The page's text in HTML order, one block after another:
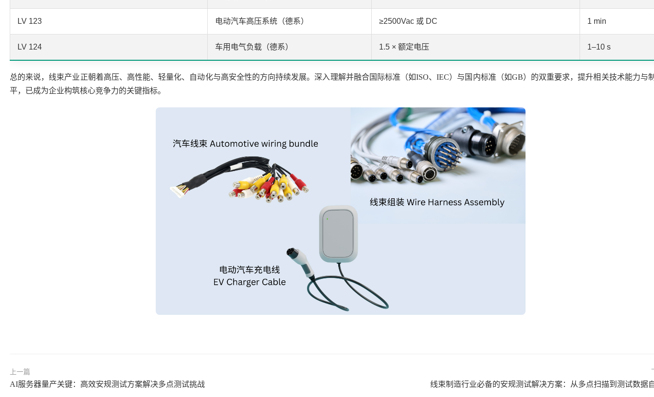
LV 123 电动汽车高压系统（德系） ≥2500Vac 或 DC 1 min
LV 124 车用电气负载（德系） 1.5 × 额定电压 1–10 s
总的来说，线束产业正朝着高压、高性能、轻量化、自动化与高安全性的方向持续发展。深入理解并融合国际标准（如ISO、IEC）与国内标准（如GB）的双重要求，提升相关技术能力与
平，已成为企业构筑核心竞争力的关键指标。
上一篇
AI服务器量产关键：高效安规测试方案解决多点测试挑战 线束制造行业必备的安规测试解决方案：从多点扫描到测试数据